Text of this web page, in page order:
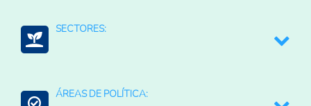
SECTORES:
Medio ambiente y recursos naturales
ÁREAS DE POLÍTICA: